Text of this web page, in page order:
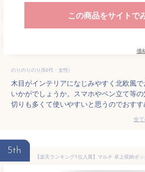
この商品をサイトで
価
のりのりのり(50代・女性)
木目がインテリアになじみやすく北欧風
いかがでしょうか。スマホやペン立て等
切りも多くて使いやすいと思うのでおすす
全
5th